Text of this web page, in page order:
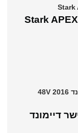
דיימונד